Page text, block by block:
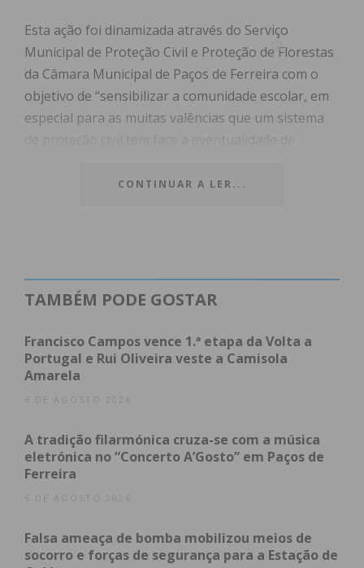
Esta ação foi dinamizada através do Serviço
Municipal de Proteção Civil e Proteção de Florestas
da Câmara Municipal de Paços de Ferreira com o
objetivo de “sensibilizar a comunidade escolar, em
especial para as muitas valências que um sistema
e falaram aos mais jovens missão que
Contactaram com a comunidade escolar os
Bombeiros Voluntários de Paços de Ferreira,
diversas equipas da GNR, a delegação da Cruz
Polícia Municipal e Serviço Municipal de Proteção
Civil.
envolvendo toda a comunidade”, garantiu a
CONTINUAR A LER...
TAMBÉM PODE GOSTAR
Francisco Campos vence 1.ª etapa da Volta a
Portugal e Rui Oliveira veste a Camisola
Amarela
6 DE AGOSTO 2026
A tradição filarmónica cruza-se com a música
eletrónica no “Concerto A’Gosto” em Paços de
Ferreira
6 DE AGOSTO 2026
Falsa ameaça de bomba mobilizou meios de
socorro e forças de segurança para a Estação de